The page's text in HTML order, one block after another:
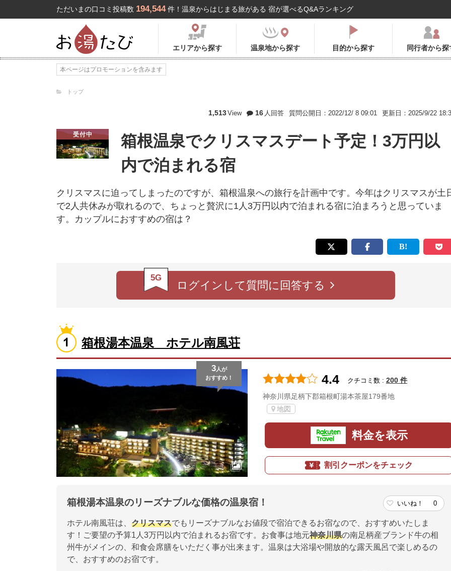
ただいまの口コミ投稿数 194,544 件！温泉からはじまる旅がある 宿が選べるQ&Aランキング
エリアから探す 温泉地から探す 目的から探す 同行者から探
本ページはプロモーションを含みます
トップ
1,513View 16 人回答 質問公開日：2022/12/ 8 09:01 更新日：2025/9/22
受付中
箱根温泉でクリスマスデート予定！3万円以
内で泊まれる宿
クリスマスに迫ってしまったのですが、箱根温泉への旅行を計画中です。今年はクリスマスが土
で2人共休みが取れるので、ちょっと贅沢に1人3万円以内で泊まれる宿に泊まろうと思っていま
す。カップルにおすすめの宿は？
5G
ログインして質問に回答する
箱根湯本温泉 ホテル南風荘
3人が
おすすめ！
4.4 クチコミ数 : 200 件
神奈川県足柄下郡箱根町湯本茶屋179番地
地図
料金を表示
割引クーポンをチェック
箱根湯本温泉のリーズナブルな価格の温泉宿！ いいね！ 0
ホテル南風荘は、 クリスマスでもリーズナブルなお値段で宿泊できるお宿なので、おすすめいたしま
す！ご要望の予算1人3万円以内で泊まれるお宿です。お食事は地元神奈川県の南足柄産ブランド牛の相
州牛がメインの、和食会席膳をいただく事が出来ます。温泉は大浴場や開放的な露天風呂で楽しめるの
で、おすすめのお宿です。